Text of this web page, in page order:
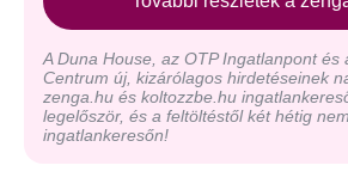
A Duna House, az OTP Ingatlanpont és
Centrum új, kizárólagos hirdetéseinek
zenga.hu és koltozzbe.hu
legelőször, és a feltöltéstől két hétig
ingatlankeresőn!